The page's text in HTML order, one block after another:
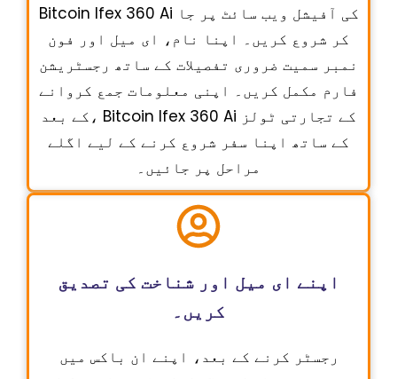
Bitcoin Ifex 360 Ai کی آفیشل ویب سائٹ پر جا
کر شروع کریں۔ اپنا نام، ای میل اور فون
نمبر سمیت ضروری تفصیلات کے ساتھ رجسٹریشن
فارم مکمل کریں۔ اپنی معلومات جمع کروانے
کے بعد، Bitcoin Ifex 360 Ai کے تجارتی ٹولز
کے ساتھ اپنا سفر شروع کرنے کے لیے اگلے
مراحل پر جائیں۔
اپنے ای میل اور شناخت کی تصدیق
کریں۔
رجسٹر کرنے کے بعد، اپنے ان باکس میں